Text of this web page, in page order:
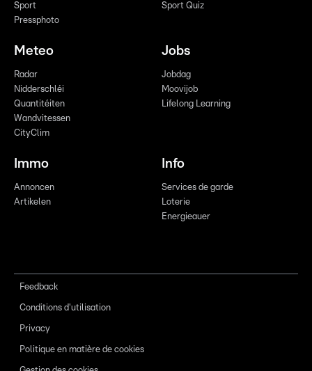
Sport
Pressphoto
Sport Quiz
Meteo
Radar
Nidderschléi
Quantitéiten
Wandvitessen
CityClim
Jobs
Jobdag
Moovijob
Lifelong Learning
Immo
Annoncen
Artikelen
Info
Services de garde
Loterie
Energieauer
Feedback
Conditions d'utilisation
Privacy
Politique en matière de cookies